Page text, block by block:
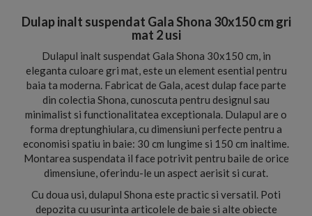
Dulap inalt suspendat Gala Shona 30x150 cm gri
mat 2 usi
Dulapul inalt suspendat Gala Shona 30x150 cm, in
eleganta culoare gri mat, este un element esential pentru
baia ta moderna. Fabricat de Gala, acest dulap face parte
din colectia Shona, cunoscuta pentru designul sau
minimalist si functionalitatea exceptionala. Dulapul are o
forma dreptunghiulara, cu dimensiuni perfecte pentru a
economisi spatiu in baie: 30 cm lungime si 150 cm inaltime.
Montarea suspendata il face potrivit pentru baile de orice
dimensiune, oferindu-le un aspect aerisit si curat.
Cu doua usi, dulapul Shona este practic si versatil. Poti
depozita cu usurinta articolele de baie si alte obiecte